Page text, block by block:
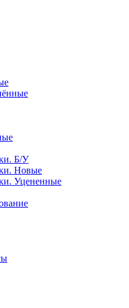
Б/У
Новые
Уцененные